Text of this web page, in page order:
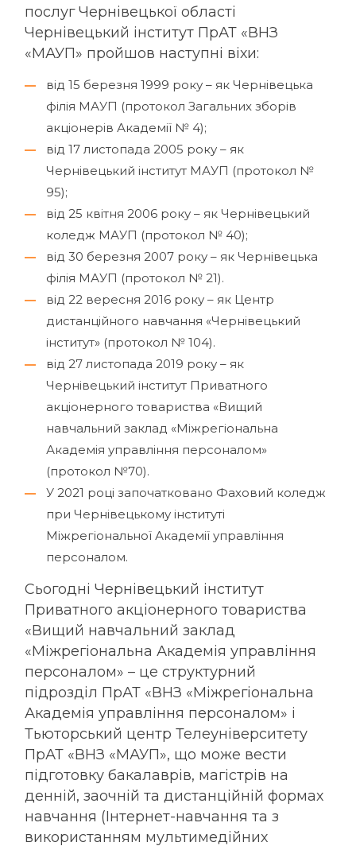
послуг Чернівецької області
Чернівецький інститут ПрАТ «ВНЗ
«МАУП» пройшов наступні віхи:
від 15 березня 1999 року – як Чернівецька
філія МАУП (протокол Загальних зборів
акціонерів Академії № 4);
від 17 листопада 2005 року – як
Чернівецький інститут МАУП (протокол №
95);
від 25 квітня 2006 року – як Чернівецький
коледж МАУП (протокол № 40);
від 30 березня 2007 року – як Чернівецька
філія МАУП (протокол № 21).
від 22 вересня 2016 року – як Центр
дистанційного навчання «Чернівецький
інститут» (протокол № 104).
від 27 листопада 2019 року – як
Чернівецький інститут Приватного
акціонерного товариства «Вищий
навчальний заклад «Міжрегіональна
Академія управління персоналом»
(протокол №70).
У 2021 році започатковано Фаховий коледж
при Чернівецькому інституті
Міжрегіональної Академії управління
персоналом.
Сьогодні Чернівецький інститут
Приватного акціонерного товариства
«Вищий навчальний заклад
«Міжрегіональна Академія управління
персоналом» – це структурний
підрозділ ПрАТ «ВНЗ «Міжрегіональна
Академія управління персоналом» і
Тьюторський центр Телеуніверситету
ПрАТ «ВНЗ «МАУП», що може вести
підготовку бакалаврів, магістрів на
денній, заочній та дистанційній формах
навчання (Інтернет-навчання та з
використанням мультимедійних